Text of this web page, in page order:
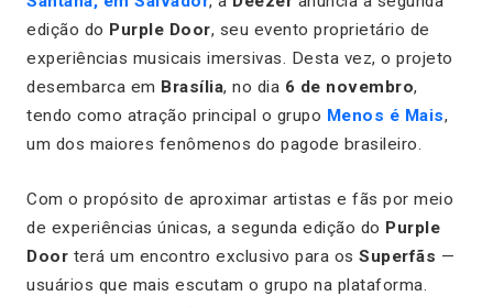
edição do Purple Door, seu evento proprietário de
experiências musicais imersivas. Desta vez, o projeto
desembarca em Brasília, no dia 6 de novembro,
tendo como atração principal o grupo Menos é Mais,
um dos maiores fenômenos do pagode brasileiro.
Com o propósito de aproximar artistas e fãs por meio
de experiências únicas, a segunda edição do Purple
Door terá um encontro exclusivo para os Superfãs —
usuários que mais escutam o grupo na plataforma.